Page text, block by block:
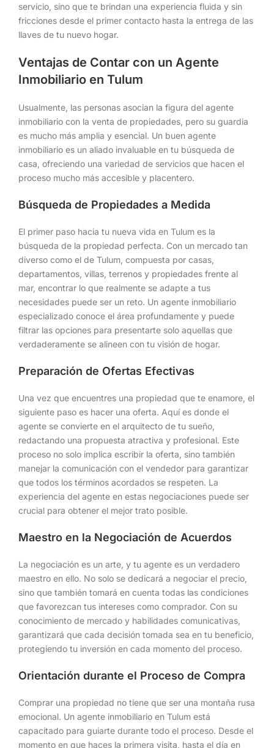
servicio, sino que te brindan una experiencia fluida y sin
fricciones desde el primer contacto hasta la entrega de las
llaves de tu nuevo hogar.
Ventajas de Contar con un Agente
Inmobiliario en Tulum
Usualmente, las personas asocian la figura del agente
inmobiliario con la venta de propiedades, pero su guardia
es mucho más amplia y esencial. Un buen agente
inmobiliario es un aliado invaluable en tu búsqueda de
casa, ofreciendo una variedad de servicios que hacen el
proceso mucho más accesible y placentero.
Búsqueda de Propiedades a Medida
El primer paso hacia tu nueva vida en Tulum es la
búsqueda de la propiedad perfecta. Con un mercado tan
diverso como el de Tulum, compuesta por casas,
departamentos, villas, terrenos y propiedades frente al
mar, encontrar lo que realmente se adapte a tus
necesidades puede ser un reto. Un agente inmobiliario
especializado conoce el área profundamente y puede
filtrar las opciones para presentarte solo aquellas que
verdaderamente se alineen con tu visión de hogar.
Preparación de Ofertas Efectivas
Una vez que encuentres una propiedad que te enamore, el
siguiente paso es hacer una oferta. Aquí es donde el
agente se convierte en el arquitecto de tu sueño,
redactando una propuesta atractiva y profesional. Este
proceso no solo implica escribir la oferta, sino también
manejar la comunicación con el vendedor para garantizar
que todos los términos acordados se respeten. La
experiencia del agente en estas negociaciones puede ser
crucial para obtener el mejor trato posible.
Maestro en la Negociación de Acuerdos
La negociación es un arte, y tu agente es un verdadero
maestro en ello. No solo se dedicará a negociar el precio,
sino que también tomará en cuenta todas las condiciones
que favorezcan tus intereses como comprador. Con su
conocimiento de mercado y habilidades comunicativas,
garantizará que cada decisión tomada sea en tu beneficio,
protegiendo tu inversión en cada momento del proceso.
Orientación durante el Proceso de Compra
Comprar una propiedad no tiene que ser una montaña rusa
emocional. Un agente inmobiliario en Tulum está
capacitado para guiarte durante todo el proceso. Desde el
momento en que haces la primera visita, hasta el día en